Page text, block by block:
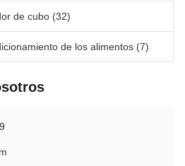
de cubo (32)
de los alimentos (7)